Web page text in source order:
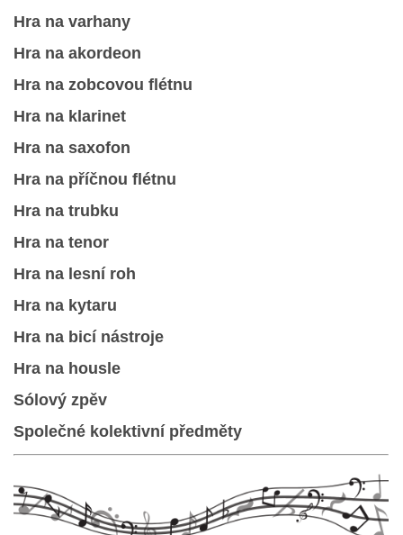
ELEKTRONICKÁ PODATELNA
PROHLÁŠENÍ O OCHRANĚ OSOBNÍCH ÚDAJŮ
POVINNĚ ZVEŘEJŇOVANÉ INFORMACE
PIANA DO ŠKOL NKK
BYLO, NEBYLO V ZUŠ STAŇKOV
zus.stankov@tiscali.cz
Hra na varhany
Hra na akordeon
Hra na zobcovou flétnu
Hra na klarinet
Hra na saxofon
Hra na příčnou flétnu
Hra na trubku
Hra na tenor
Hra na lesní roh
Hra na kytaru
Hra na bicí nástroje
Hra na housle
Sólový zpěv
Společné kolektivní předměty